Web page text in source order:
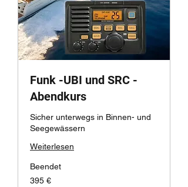
Funk -UBI und SRC -
Abendkurs
Sicher unterwegs in Binnen- und
Seegewässern
Weiterlesen
Beendet
395
Euro
395 €